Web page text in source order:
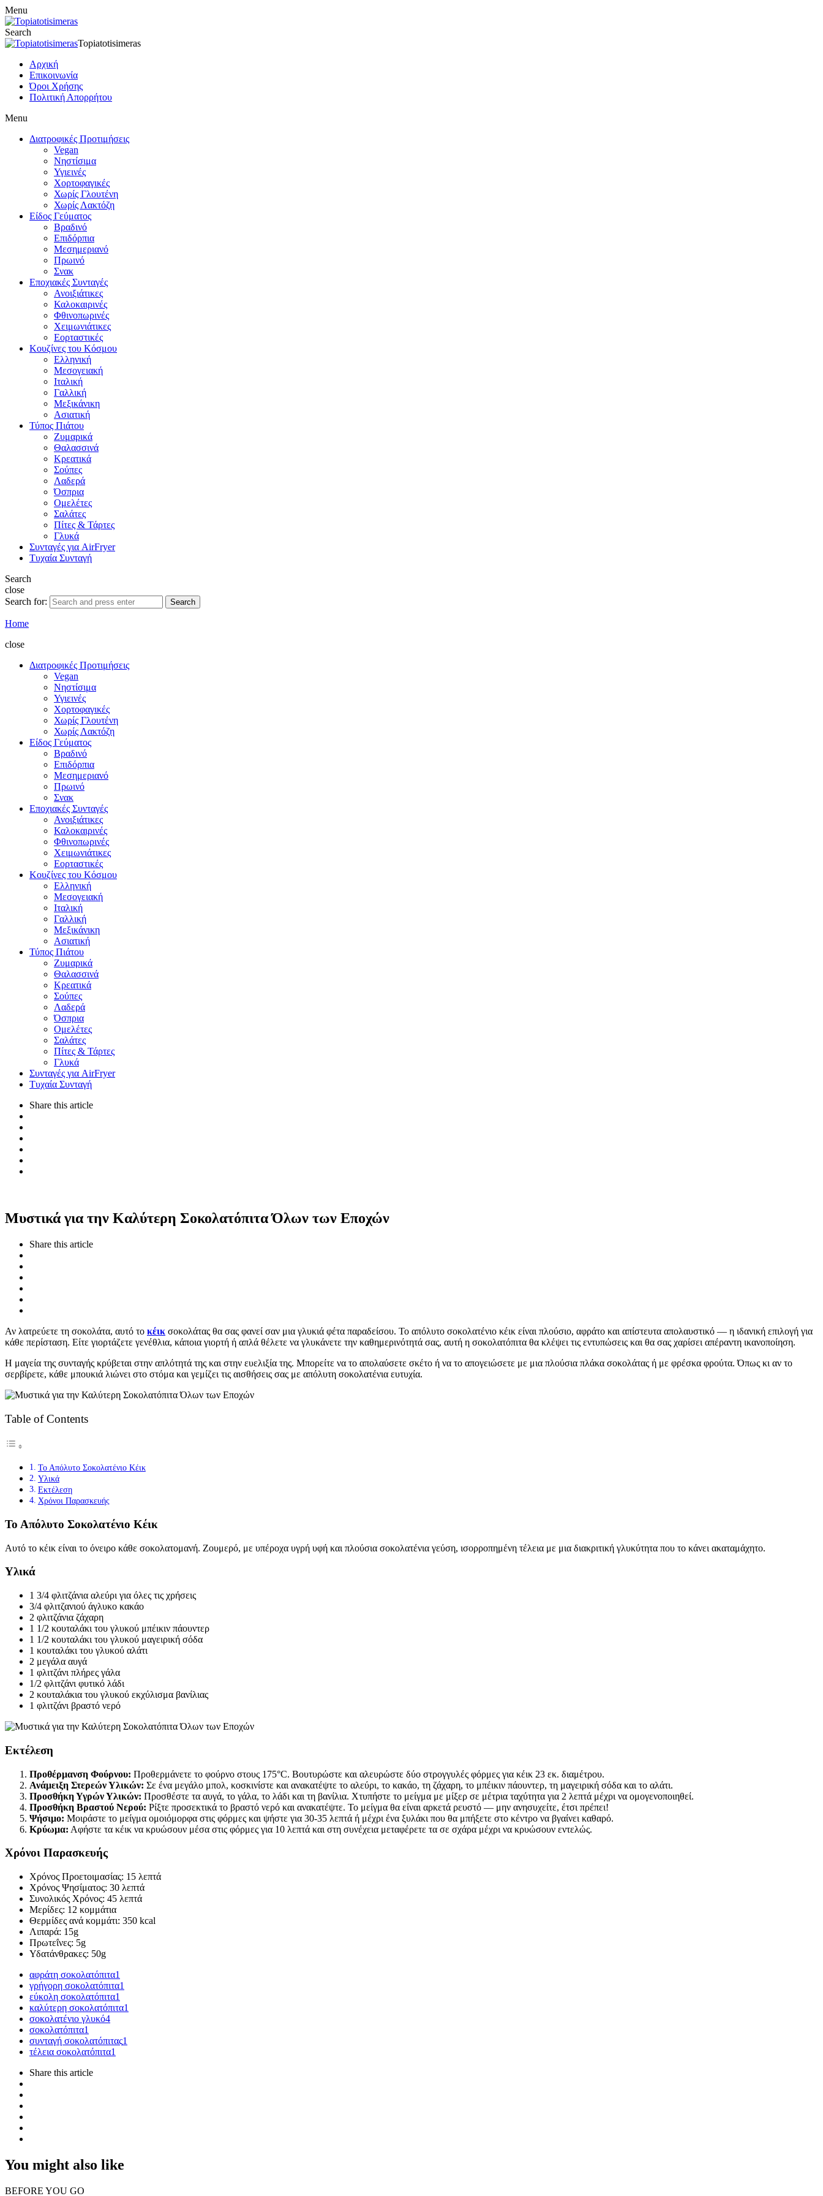
Menu
Search
Topiatotisimeras
Αρχική
Επικοινωνία
Όροι Χρήσης
Πολιτική Απορρήτου
Menu
Διατροφικές Προτιμήσεις
Vegan
Νηστίσιμα
Υγιεινές
Χορτοφαγικές
Χωρίς Γλουτένη
Χωρίς Λακτόζη
Είδος Γεύματος
Βραδινό
Επιδόρπια
Μεσημεριανό
Πρωινό
Σνακ
Εποχιακές Συνταγές
Ανοιξιάτικες
Καλοκαιρινές
Φθινοπωρινές
Χειμωνιάτικες
Εορταστικές
Κουζίνες του Κόσμου
Ελληνική
Μεσογειακή
Ιταλική
Γαλλική
Μεξικάνικη
Ασιατική
Τύπος Πιάτου
Ζυμαρικά
Θαλασσινά
Κρεατικά
Σούπες
Λαδερά
Όσπρια
Ομελέτες
Σαλάτες
Πίτες & Τάρτες
Γλυκά
Συνταγές για AirFryer
Τυχαία Συνταγή
Search
close
Search for:
Search
Home
close
Διατροφικές Προτιμήσεις
Vegan
Νηστίσιμα
Υγιεινές
Χορτοφαγικές
Χωρίς Γλουτένη
Χωρίς Λακτόζη
Είδος Γεύματος
Βραδινό
Επιδόρπια
Μεσημεριανό
Πρωινό
Σνακ
Εποχιακές Συνταγές
Ανοιξιάτικες
Καλοκαιρινές
Φθινοπωρινές
Χειμωνιάτικες
Εορταστικές
Κουζίνες του Κόσμου
Ελληνική
Μεσογειακή
Ιταλική
Γαλλική
Μεξικάνικη
Ασιατική
Τύπος Πιάτου
Ζυμαρικά
Θαλασσινά
Κρεατικά
Σούπες
Λαδερά
Όσπρια
Ομελέτες
Σαλάτες
Πίτες & Τάρτες
Γλυκά
Συνταγές για AirFryer
Τυχαία Συνταγή
Share this article
Μυστικά για την Καλύτερη Σοκολατόπιτα Όλων των Εποχών
Share this article
Αν λατρεύετε τη σοκολάτα, αυτό το κέικ σοκολάτας θα σας φανεί σαν μια γλυκιά φέτα παραδείσου. Το απόλυτο σοκολατένιο κέικ είναι πλούσιο, αφράτο και απίστευτα απολαυστικό — η ιδανική επιλογή για
κάθε περίσταση. Είτε γιορτάζετε γενέθλια, κάποια γιορτή ή απλά θέλετε να γλυκάνετε την καθημερινότητά σας, αυτή η σοκολατόπιτα θα κλέψει τις εντυπώσεις και θα σας χαρίσει απέραντη ικανοποίηση.
Η μαγεία της συνταγής κρύβεται στην απλότητά της και στην ευελιξία της. Μπορείτε να το απολαύσετε σκέτο ή να το απογειώσετε με μια πλούσια πλάκα σοκολάτας ή με φρέσκα φρούτα. Όπως κι αν το
σερβίρετε, κάθε μπουκιά λιώνει στο στόμα και γεμίζει τις αισθήσεις σας με απόλυτη σοκολατένια ευτυχία.
Table of Contents
Το Απόλυτο Σοκολατένιο Κέικ
Υλικά
Εκτέλεση
Χρόνοι Παρασκευής
Το Απόλυτο Σοκολατένιο Κέικ
Αυτό το κέικ είναι το όνειρο κάθε σοκολατομανή. Ζουμερό, με υπέροχα υγρή υφή και πλούσια σοκολατένια γεύση, ισορροπημένη τέλεια με μια διακριτική γλυκύτητα που το κάνει ακαταμάχητο.
Υλικά
1 3/4 φλιτζάνια αλεύρι για όλες τις χρήσεις
3/4 φλιτζανιού άγλυκο κακάο
2 φλιτζάνια ζάχαρη
1 1/2 κουταλάκι του γλυκού μπέικιν πάουντερ
1 1/2 κουταλάκι του γλυκού μαγειρική σόδα
1 κουταλάκι του γλυκού αλάτι
2 μεγάλα αυγά
1 φλιτζάνι πλήρες γάλα
1/2 φλιτζάνι φυτικό λάδι
2 κουταλάκια του γλυκού εκχύλισμα βανίλιας
1 φλιτζάνι βραστό νερό
Εκτέλεση
Προθέρμανση Φούρνου: Προθερμάνετε το φούρνο στους 175°C. Βουτυρώστε και αλευρώστε δύο στρογγυλές φόρμες για κέικ 23 εκ. διαμέτρου.
Ανάμειξη Στερεών Υλικών: Σε ένα μεγάλο μπολ, κοσκινίστε και ανακατέψτε το αλεύρι, το κακάο, τη ζάχαρη, το μπέικιν πάουντερ, τη μαγειρική σόδα και το αλάτι.
Προσθήκη Υγρών Υλικών: Προσθέστε τα αυγά, το γάλα, το λάδι και τη βανίλια. Χτυπήστε το μείγμα με μίξερ σε μέτρια ταχύτητα για 2 λεπτά μέχρι να ομογενοποιηθεί.
Προσθήκη Βραστού Νερού: Ρίξτε προσεκτικά το βραστό νερό και ανακατέψτε. Το μείγμα θα είναι αρκετά ρευστό — μην ανησυχείτε, έτσι πρέπει!
Ψήσιμο: Μοιράστε το μείγμα ομοιόμορφα στις φόρμες και ψήστε για 30-35 λεπτά ή μέχρι ένα ξυλάκι που θα μπήξετε στο κέντρο να βγαίνει καθαρό.
Κρύωμα: Αφήστε τα κέικ να κρυώσουν μέσα στις φόρμες για 10 λεπτά και στη συνέχεια μεταφέρετε τα σε σχάρα μέχρι να κρυώσουν εντελώς.
Χρόνοι Παρασκευής
Χρόνος Προετοιμασίας: 15 λεπτά
Χρόνος Ψησίματος: 30 λεπτά
Συνολικός Χρόνος: 45 λεπτά
Μερίδες: 12 κομμάτια
Θερμίδες ανά κομμάτι: 350 kcal
Λιπαρά: 15g
Πρωτεΐνες: 5g
Υδατάνθρακες: 50g
αφράτη σοκολατόπιτα1
γρήγορη σοκολατόπιτα1
εύκολη σοκολατόπιτα1
καλύτερη σοκολατόπιτα1
σοκολατένιο γλυκό4
σοκολατόπιτα1
συνταγή σοκολατόπιτας1
τέλεια σοκολατόπιτα1
Share this article
You might also like
BEFORE YOU GO